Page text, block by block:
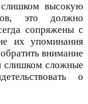
высокую
это должно
сопряжены с
их упоминания
внимание
слишком сложные
о